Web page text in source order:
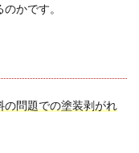
かです。
の問題での塗装剥がれ